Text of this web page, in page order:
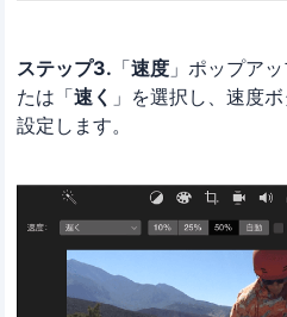
ステップ3. 「速度 」ポップア
たは「速く 」を選択し、速度
設定します。